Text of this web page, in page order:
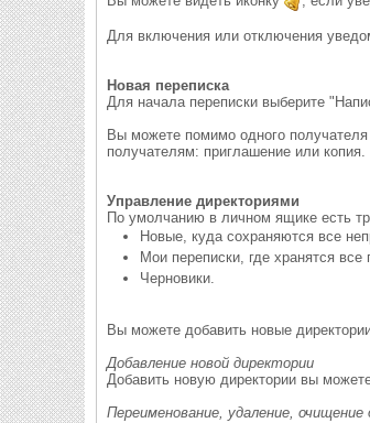
Для включения или отключения
Новая переписка
Для начала переписки выберите
Вы можете помимо одного
получателям: приглашение или
Управление директориями
По умолчанию в личном ящике есть
Новые, куда сохраняются все
Мои переписки, где хранятся все
Черновики.
Вы можете добавить новые
Добавление новой директории
Добавить новую директории вы
Переименование, удаление, очищение